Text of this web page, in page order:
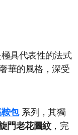
具代表性的法式
華的風格，深受
包系列，其獨
門老花圖紋，完